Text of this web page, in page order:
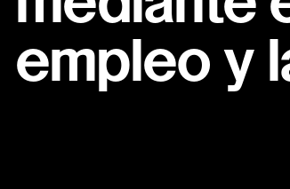
empleo y